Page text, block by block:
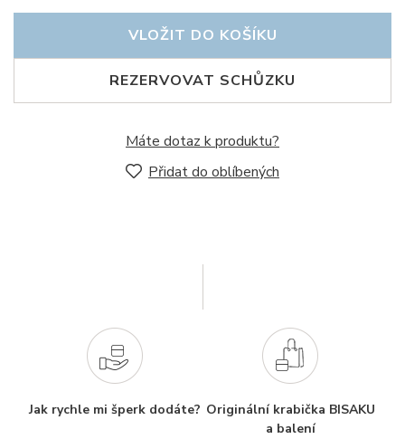
REZERVOVAT SCHŮZKU
VLOŽIT DO KOŠÍKU
Máte dotaz k produktu?
Přidat do oblíbených
Jak rychle mi šperk dodáte? Originální krabička BISAKU
a balení